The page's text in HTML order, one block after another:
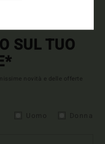
SUL TUO
novità e delle offerte